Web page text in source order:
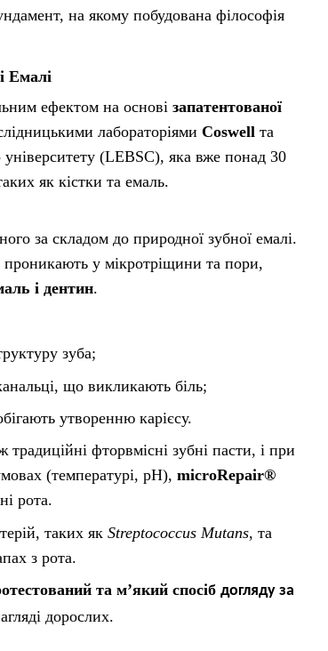
на якому побудована філософія
Емалі
ефектом на основі запатентованої
лабораторіями Coswell та
університету (LEBSC), яка вже понад 30
як кістки та емаль.
за складом до природної зубної емалі.
проникають у мікротріщини та пори,
і дентин.
зуба;
що викликають біль;
утворенню карієсу.
традиційні фторвмісні зубні пасти, і при
(температурі, pH), microRepair®
рота.
таких як Streptococcus Mutans, та
з рота.
та м’який спосіб догляду за
дорослих.